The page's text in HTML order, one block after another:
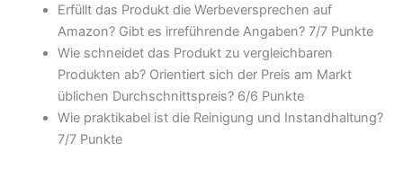
Erfüllt das Produkt die Werbeversprechen auf
Amazon? Gibt es irreführende Angaben? 7/7 Punkte
Wie schneidet das Produkt zu vergleichbaren
Produkten ab? Orientiert sich der Preis am Markt
üblichen Durchschnittspreis? 6/6 Punkte
Wie praktikabel ist die Reinigung und Instandhaltung?
7/7 Punkte